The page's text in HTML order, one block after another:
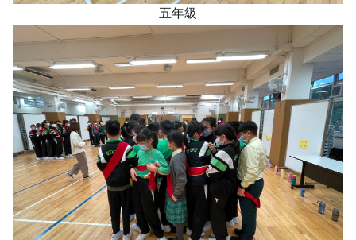
五年級